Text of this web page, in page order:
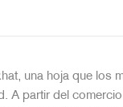
una hoja que los
A partir del